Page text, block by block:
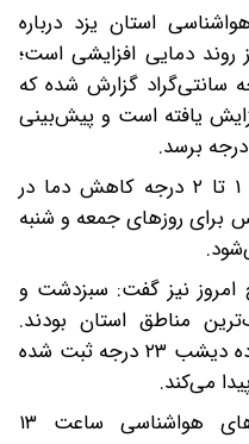
استان یزد درباره
دمایی افزایشی است؛
دمای شهر یزد ۳۳ درجه سانتی‌گراد گزارش شده که
یافته است و پیش‌بینی
وی ادامه داد: فردا به‌طور موقت ۱ تا ۲ درجه کاهش دما در
روزهای جمعه و شنبه
امروز نیز گفت: سبزدشت و
۱۱ درجه خنک‌ترین مناطق استان بودند.
همچنین کمیته دمای یزد اعلام کرده دیشب ۲۳ درجه ثبت شده
وی گفت: دید افقی ایستگاه‌های هواشناسی ساعت ۱۳